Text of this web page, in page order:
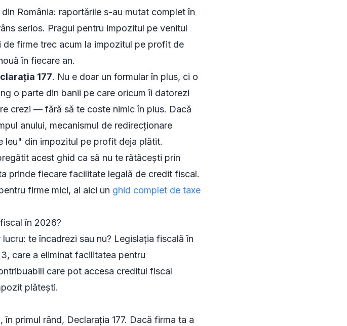
România: raportările s-au mutat complet în
serios. Pragul pentru impozitul pe venitul
firme trec acum la impozitul pe profit de
în fiecare an.
177. Nu e doar un formular în plus, ci o
o parte din banii pe care oricum îi datorezi
crezi — fără să te coste nimic în plus. Dacă
anului, mecanismul de redirecționare
leu" din impozitul pe profit deja plătit.
acest ghid ca să nu te rătăcești prin
prinde fiecare facilitate legală de credit fiscal.
firme mici, ai aici un ghid complet de taxe
în 2026?
te încadrezi sau nu? Legislația fiscală în
care a eliminat facilitatea pentru
care pot accesa creditul fiscal
plătești.
primul rând, Declarația 177. Dacă firma ta a